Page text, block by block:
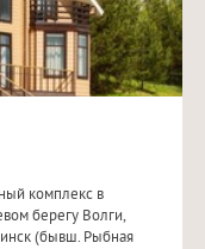
комплекс в
берегу Волги,
(бывш. Рыбная